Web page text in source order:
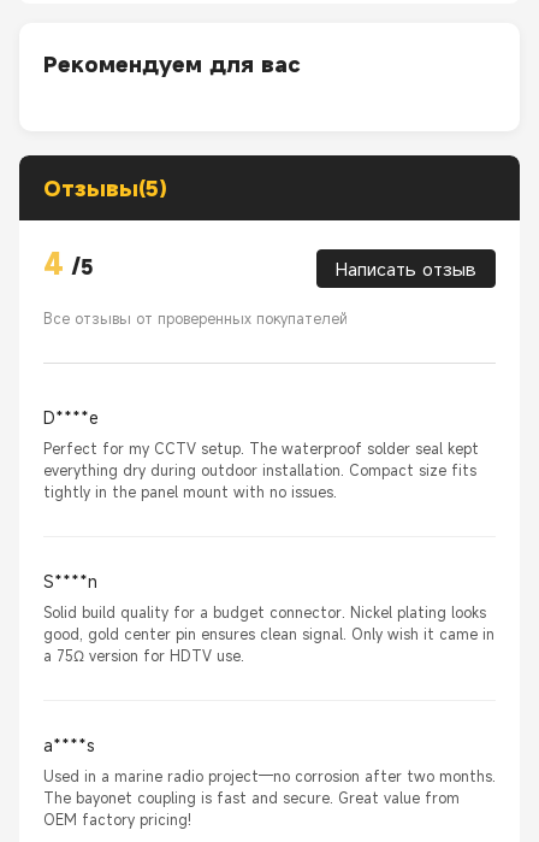
Рекомендуем для вас
Отзывы(5)
4 /5 Написать отзыв
Все отзывы от проверенных покупателей
D****e
Perfect for my CCTV setup. The waterproof solder seal kept
everything dry during outdoor installation. Compact size fits
tightly in the panel mount with no issues.
S****n
Solid build quality for a budget connector. Nickel plating looks
good, gold center pin ensures clean signal. Only wish it came in
a 75Ω version for HDTV use.
a****s
Used in a marine radio project—no corrosion after two months.
The bayonet coupling is fast and secure. Great value from
OEM factory pricing!